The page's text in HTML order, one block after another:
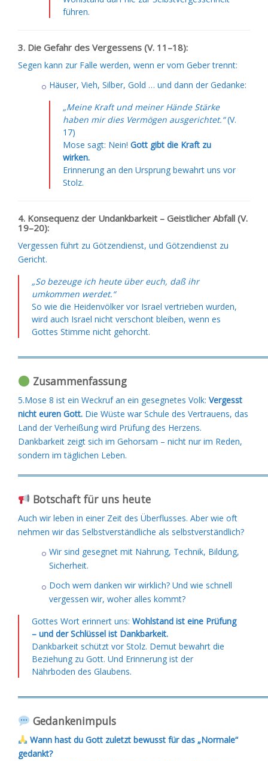
führen.
3. Die Gefahr des Vergessens (V. 11–18):
Segen kann zur Falle werden, wenn er vom Geber trennt:
Häuser, Vieh, Silber, Gold … und dann der Gedanke:
„Meine Kraft und meiner Hände Stärke
haben mir dies Vermögen ausgerichtet.“(V.
17)
Mose sagt: Nein! Gott gibt die Kraft zu
wirken.
Erinnerung an den Ursprung bewahrt uns vor
Stolz.
4. Konsequenz der Undankbarkeit – Geistlicher Abfall (V.
19–20):
Vergessen führt zu Götzendienst, und Götzendienst zu
Gericht.
„So bezeuge ich heute über euch, daß ihr
umkommen werdet.“
So wie die Heidenvölker vor Israel vertrieben wurden,
wird auch Israel nicht verschont bleiben, wenn es
Gottes Stimme nicht gehorcht.
Zusammenfassung
5.Mose 8 ist ein Weckruf an ein gesegnetes Volk: Vergesst
nicht euren Gott. Die Wüste war Schule des Vertrauens, das
Land der Verheißung wird Prüfung des Herzens.
Dankbarkeit zeigt sich im Gehorsam – nicht nur im Reden,
sondern im täglichen Leben.
Botschaft für uns heute
Auch wir leben in einer Zeit des Überflusses. Aber wie oft
nehmen wir das Selbstverständliche als selbstverständlich?
Wir sind gesegnet mit Nahrung, Technik, Bildung,
Sicherheit.
Doch wem danken wir wirklich? Und wie schnell
vergessen wir, woher alles kommt?
Gottes Wort erinnert uns: Wohlstand ist eine Prüfung
– und der Schlüssel ist Dankbarkeit.
Dankbarkeit schützt vor Stolz. Demut bewahrt die
Beziehung zu Gott. Und Erinnerung ist der
Nährboden des Glaubens.
Gedankenimpuls
Wann hast du Gott zuletzt bewusst für das „Normale“
gedankt?